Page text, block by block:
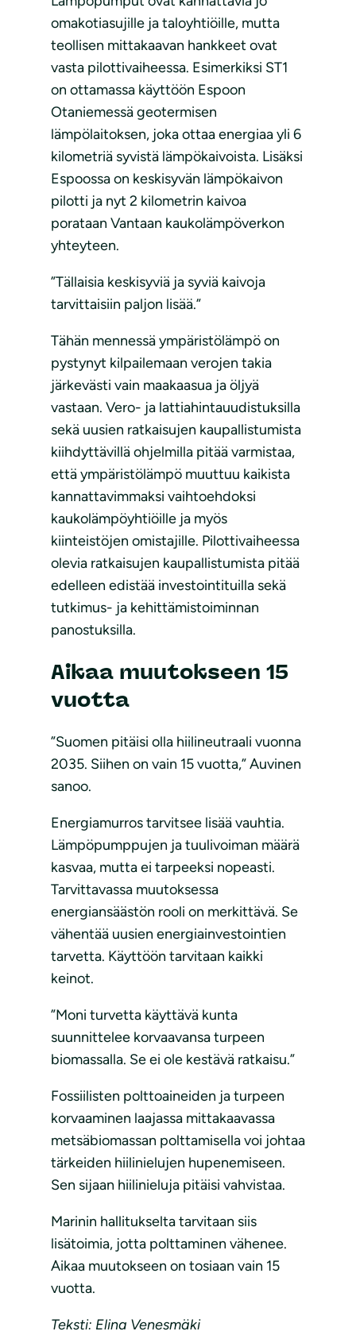
omakotiasujille ja taloyhtiöille, mutta
teollisen mittakaavan hankkeet ovat
vasta pilottivaiheessa. Esimerkiksi ST1
on ottamassa käyttöön Espoon
Otaniemessä geotermisen
lämpölaitoksen, joka ottaa energiaa yli 6
kilometriä syvistä lämpökaivoista. Lisäksi
Espoossa on keskisyvän lämpökaivon
pilotti ja nyt 2 kilometrin kaivoa
porataan Vantaan kaukolämpöverkon
yhteyteen.
”Tällaisia keskisyviä ja syviä kaivoja
tarvittaisiin paljon lisää.”
Tähän mennessä ympäristölämpö on
pystynyt kilpailemaan verojen takia
järkevästi vain maakaasua ja öljyä
vastaan. Vero- ja lattiahintauudistuksilla
sekä uusien ratkaisujen kaupallistumista
kiihdyttävillä ohjelmilla pitää varmistaa,
että ympäristölämpö muuttuu kaikista
kannattavimmaksi vaihtoehdoksi
kaukolämpöyhtiöille ja myös
kiinteistöjen omistajille. Pilottivaiheessa
olevia ratkaisujen kaupallistumista pitää
edelleen edistää investointituilla sekä
tutkimus- ja kehittämistoiminnan
panostuksilla.
Aikaa muutokseen 15
vuotta
”Suomen pitäisi olla hiilineutraali vuonna
2035. Siihen on vain 15 vuotta,” Auvinen
sanoo.
Energiamurros tarvitsee lisää vauhtia.
Lämpöpumppujen ja tuulivoiman määrä
kasvaa, mutta ei tarpeeksi nopeasti.
Tarvittavassa muutoksessa
energiansäästön rooli on merkittävä. Se
vähentää uusien energiainvestointien
tarvetta. Käyttöön tarvitaan kaikki
keinot.
”Moni turvetta käyttävä kunta
suunnittelee korvaavansa turpeen
biomassalla. Se ei ole kestävä ratkaisu.”
Fossiilisten polttoaineiden ja turpeen
korvaaminen laajassa mittakaavassa
metsäbiomassan polttamisella voi johtaa
tärkeiden hiilinielujen hupenemiseen.
Sen sijaan hiilinieluja pitäisi vahvistaa.
Marinin hallitukselta tarvitaan siis
lisätoimia, jotta polttaminen vähenee.
Aikaa muutokseen on tosiaan vain 15
vuotta.
Teksti: Elina Venesmäki